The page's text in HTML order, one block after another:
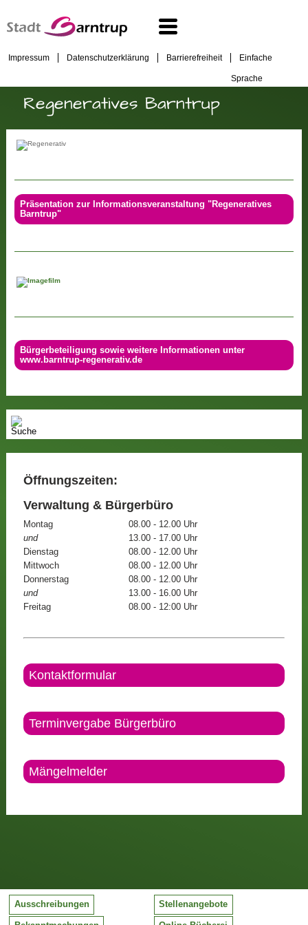
Impressum Datenschutzerklärung Barrierefreiheit Einfache
Sprache
Regeneratives Barntrup
Präsentation zur Informationsveranstaltung "Regeneratives
Barntrup"
Bürgerbeteiligung sowie weitere Informationen unter
www.barntrup-regenerativ.de
Öffnungszeiten:
Verwaltung & Bürgerbüro
Montag
08.00 - 12.00 Uhr
und
13.00 - 17.00 Uhr
Dienstag
08.00 - 12.00 Uhr
Mittwoch
08.00 - 12.00 Uhr
Donnerstag
08.00 - 12.00 Uhr
und
13.00 - 16.00 Uhr
Freitag
08.00 - 12:00 Uhr
Kontaktformular
Terminvergabe Bürgerbüro
Mängelmelder
Ausschreibungen Stellenangebote